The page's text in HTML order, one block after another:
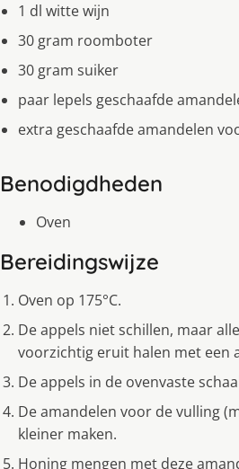
1 dl witte wijn
30 gram roomboter
30 gram suiker
paar lepels geschaafde
extra geschaafde amandelen
Benodigdheden
Oven
Bereidingswijze
Oven op 175°C.
De appels niet schillen, maar
voorzichtig eruit halen met een
De appels in de ovenvaste
De amandelen voor de vulling
kleiner maken.
Honing mengen met deze